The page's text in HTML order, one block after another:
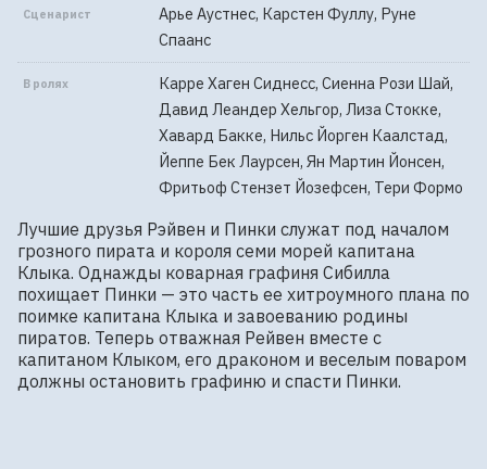
Сценарист
Арье Аустнес, Карстен Фуллу, Руне
Спаанс
В ролях
Карре Хаген Сиднесс, Сиенна Рози Шай,
Давид Леандер Хельгор, Лиза Стокке,
Хавард Бакке, Нильс Йорген Каалстад,
Йеппе Бек Лаурсен, Ян Мартин Йонсен,
Фритьоф Стензет Йозефсен, Тери Формо
Лучшие друзья Рэйвен и Пинки служат под началом
грозного пирата и короля семи морей капитана
Клыка. Однажды коварная графиня Сибилла
похищает Пинки — это часть ее хитроумного плана по
поимке капитана Клыка и завоеванию родины
пиратов. Теперь отважная Рейвен вместе с
капитаном Клыком, его драконом и веселым поваром
должны остановить графиню и спасти Пинки.